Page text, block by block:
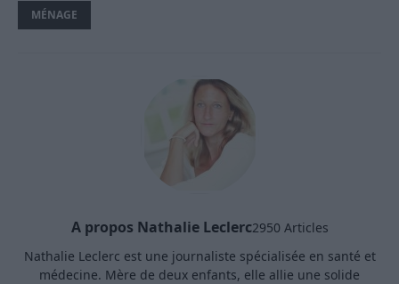
MÉNAGE
A propos Nathalie Leclerc2950 Articles
Nathalie Leclerc est une journaliste spécialisée en santé et
médecine. Mère de deux enfants, elle allie une solide